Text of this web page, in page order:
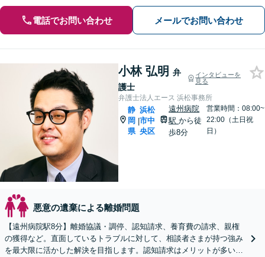
電話でお問い合わせ メールでお問い合わせ
小林 弘明 弁
護士
インタビューを
見る
弁護士法人エース 浜松事務所
静
岡
県
|
浜松
市中
央区
遠州病院
駅から徒
歩8分
営業時間：08:00~
22:00（土日祝
日）
悪意の遺棄による離婚問題
【遠州病院駅8分】離婚協議・調停、認知請求、養育費の請求、親権
の獲得など。直面しているトラブルに対して、相談者さまが持つ強み
を最大限に活かした解決を目指します。認知請求はメリットが多いの